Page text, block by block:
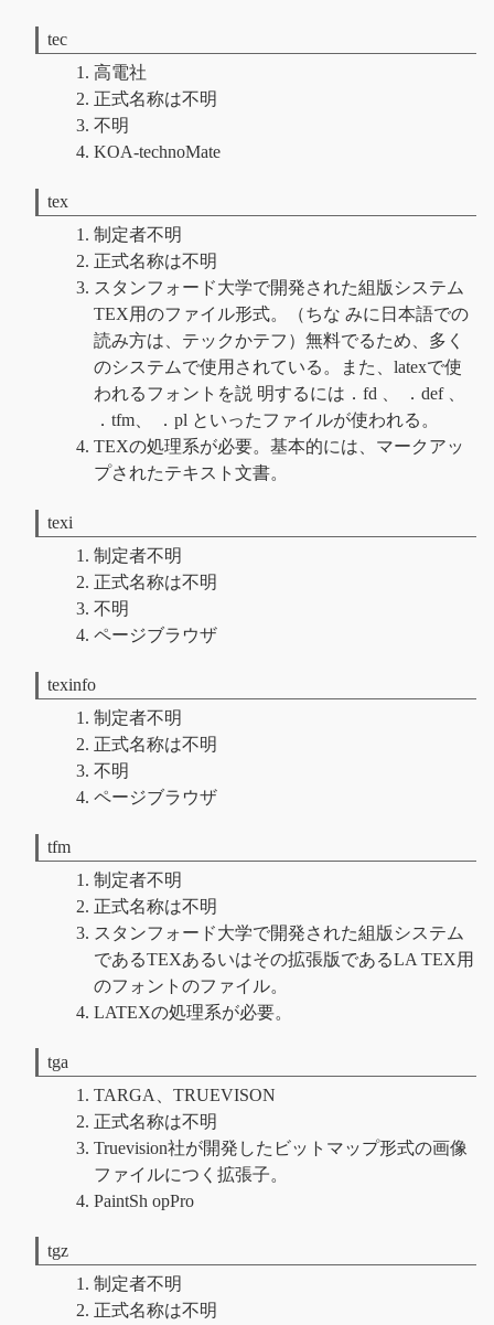
tec
高電社
正式名称は不明
不明
KOA-technoMate
tex
制定者不明
正式名称は不明
スタンフォード大学で開発された組版システム
TEX用のファイル形式。（ちな みに日本語での
読み方は、テックかテフ）無料でるため、多く
のシステムで使用されている。また、latexで使
われるフォントを説 明するには．fd 、 ．def 、
．tfm、 ．pl といったファイルが使われる。
TEXの処理系が必要。基本的には、マークアッ
プされたテキスト文書。
texi
制定者不明
正式名称は不明
不明
ページブラウザ
texinfo
制定者不明
正式名称は不明
不明
ページブラウザ
tfm
制定者不明
正式名称は不明
スタンフォード大学で開発された組版システム
であるTEXあるいはその拡張版であるLA TEX用
のフォントのファイル。
LATEXの処理系が必要。
tga
TARGA、TRUEVISON
正式名称は不明
Truevision社が開発したビットマップ形式の画像
ファイルにつく拡張子。
PaintSh opPro
tgz
制定者不明
正式名称は不明